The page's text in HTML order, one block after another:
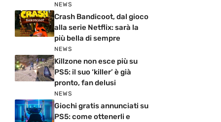
NEWS
Crash Bandicoot, dal gioco
alla serie Netflix: sarà la
più bella di sempre
NEWS
Killzone non esce più su
PS5: il suo ‘killer’ è già
pronto, fan delusi
NEWS
Giochi gratis annunciati su
PS5: come ottenerli e